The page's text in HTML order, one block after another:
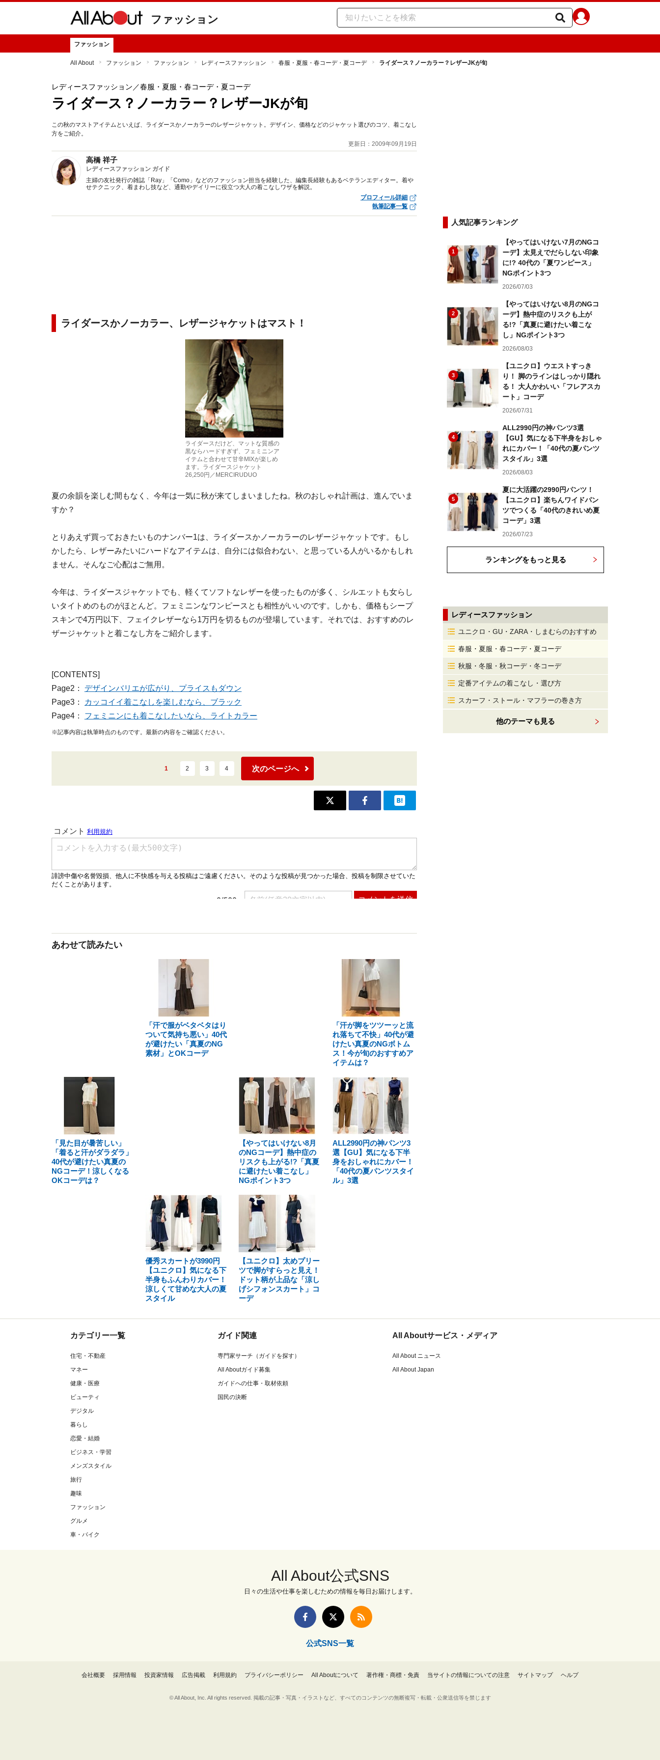
ファッション
ファッション
All About ファッション ファッション レディースファッション 春服・夏服・春コーデ・夏コーデ ライダース？ノーカラー？レザーJKが旬
レディースファッション ／春服・夏服・春コーデ・夏コーデ
ライダース？ノーカラー？レザーJKが旬
この秋のマストアイテムといえば、ライダースかノーカラーのレザージャケット。デザイン、価格などのジャケット選びのコツ、着こなし
方をご紹介。
更新日：2009年09月19日
高橋 祥子
レディースファッション ガイド
主婦の友社発行の雑誌「Ray」「Como」などのファッション担当を経験した、編集長経験もあるベテランエディター。着や
せテクニック、着まわし技など、通勤やデイリーに役立つ大人の着こなしワザを解説。
プロフィール詳細
執筆記事一覧
ライダースかノーカラー、レザージャケットはマスト！
ライダースだけど、マットな質感の
黒ならハードすぎず、フェミニンア
イテムと合わせて甘辛MIXが楽しめ
ます。ライダースジャケット
26,250円／MERCIRUDUO
夏の余韻を楽しむ間もなく、今年は一気に秋が来てしまいましたね。秋のおしゃれ計画は、進んでいま
すか？
とりあえず買っておきたいものナンバー1は、ライダースかノーカラーのレザージャケットです。もし
かしたら、レザーみたいにハードなアイテムは、自分には似合わない、と思っている人がいるかもしれ
ません。そんなご心配はご無用。
今年は、ライダースジャケットでも、軽くてソフトなレザーを使ったものが多く、シルエットも女らし
いタイトめのものがほとんど。フェミニンなワンピースとも相性がいいのです。しかも、価格もシープ
スキンで4万円以下、フェイクレザーなら1万円を切るものが登場しています。それでは、おすすめのレ
ザージャケットと着こなし方をご紹介します。
[CONTENTS]
Page2： デザインバリエが広がり、プライスもダウン
Page3：
カッコイイ着こなしを楽しむなら、ブラック
Page4： フェミニンにも着こなしたいなら、ライトカラー
※記事内容は執筆時点のものです。最新の内容をご確認ください。
1 2 3 4 次のページへ
あわせて読みたい
「汗で服がベタベタはり
ついて気持ち悪い」40代
が避けたい「真夏のNG
素材」とOKコーデ
「汗が脚をツツーッと流
れ落ちて不快」40代が避
けたい真夏のNGボトム
ス！今が旬のおすすめア
イテムは？
「見た目が暑苦しい」
「着ると汗がダラダラ」
40代が避けたい真夏の
NGコーデ！涼しくなる
OKコーデは？
【やってはいけない8月
のNGコーデ】熱中症の
リスクも上がる!?「真夏
に避けたい着こなし」
NGポイント3つ
ALL2990円の神パンツ3
選【GU】気になる下半
身をおしゃれにカバー！
「40代の夏パンツスタイ
ル」3選
優秀スカートが3990円
【ユニクロ】気になる下
半身もふんわりカバー！
涼しくて甘めな大人の夏
スタイル
【ユニクロ】太めプリー
ツで脚がすらっと見え！
ドット柄が上品な「涼し
げシフォンスカート」コ
ーデ
人気記事ランキング
1
【やってはいけない7月のNGコ
ーデ】太見えでだらしない印象
に!? 40代の「夏ワンピース」
NGポイント3つ
2026/07/03
2
【やってはいけない8月のNGコ
ーデ】熱中症のリスクも上が
る!?「真夏に避けたい着こな
し」NGポイント3つ
2026/08/03
3
【ユニクロ】ウエストすっき
り！ 脚のラインはしっかり隠れ
る！ 大人かわいい「フレアスカ
ート」コーデ
2026/07/31
4
ALL2990円の神パンツ3選
【GU】気になる下半身をおしゃ
れにカバー！「40代の夏パンツ
スタイル」3選
2026/08/03
5
夏に大活躍の2990円パンツ！
【ユニクロ】楽ちんワイドパン
ツでつくる「40代のきれいめ夏
コーデ」3選
2026/07/23
ランキングをもっと見る
レディースファッション
ユニクロ・GU・ZARA・しまむらのおすすめ
春服・夏服・春コーデ・夏コーデ
秋服・冬服・秋コーデ・冬コーデ
定番アイテムの着こなし・選び方
スカーフ・ストール・マフラーの巻き方
他のテーマも見る
カテゴリー一覧
住宅・不動産
マネー
健康・医療
ビューティ
デジタル
暮らし
恋愛・結婚
ビジネス・学習
メンズスタイル
旅行
趣味
ファッション
グルメ
車・バイク
ガイド関連
専門家サーチ（ガイドを探す）
All Aboutガイド募集
ガイドへの仕事・取材依頼
国民の決断
All Aboutサービス・メディア
All About ニュース
All About Japan
All About公式SNS
日々の生活や仕事を楽しむための情報を毎日お届けします。
公式SNS一覧
会社概要 採用情報 投資家情報 広告掲載 利用規約 プライバシーポリシー All Aboutについて 著作権・商標・免責 当サイトの情報についての注意 サイトマップ ヘルプ
© All About, Inc. All rights reserved. 掲載の記事・写真・イラストなど、すべてのコンテンツの無断複写・転載・公衆送信等を禁じます